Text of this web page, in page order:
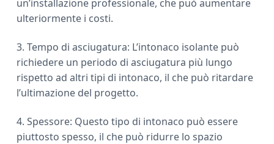
un’installazione professionale, che può aumentare
ulteriormente i costi.
3. Tempo di asciugatura: L’intonaco isolante può
richiedere un periodo di asciugatura più lungo
rispetto ad altri tipi di intonaco, il che può ritardare
l’ultimazione del progetto.
4. Spessore: Questo tipo di intonaco può essere
piuttosto spesso, il che può ridurre lo spazio